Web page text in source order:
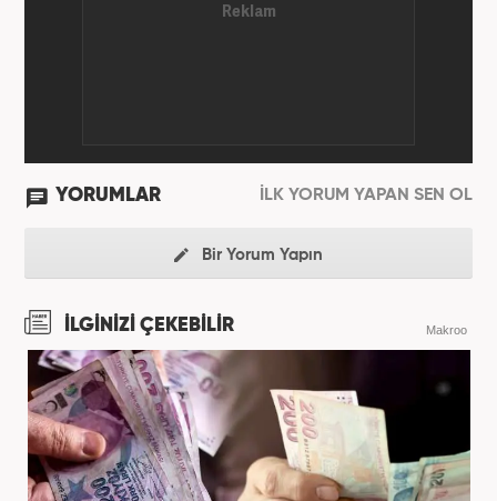
YORUMLAR İLK YORUM YAPAN SEN OL
Bir Yorum Yapın
İLGİNİZİ ÇEKEBİLİR Makroo